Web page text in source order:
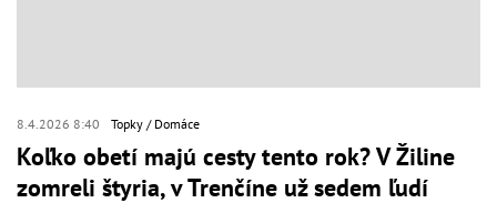
8.4.2026 8:40 Topky Domáce
Koľko obetí majú cesty tento rok? V Žiline
zomreli štyria, v Trenčíne už sedem ľudí